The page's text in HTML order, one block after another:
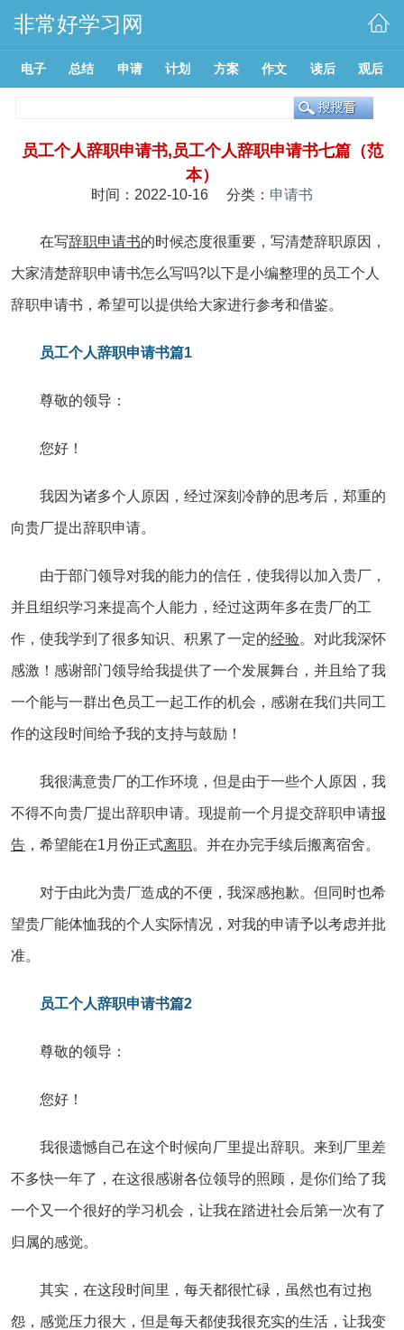
非常好学习网
电子 总结 申请 计划 方案 作文 读后 观后
员工个人辞职申请书,员工个人辞职申请书七篇（范
本）
时间：2022-10-16 分类： 申请书
在写辞职申请书的时候态度很重要，写清楚辞职原因，
大家清楚辞职申请书怎么写吗?以下是小编整理的员工个人
辞职申请书，希望可以提供给大家进行参考和借鉴。
员工个人辞职申请书篇1
尊敬的领导：
您好！
我因为诸多个人原因，经过深刻冷静的思考后，郑重的
向贵厂提出辞职申请。
由于部门领导对我的能力的信任，使我得以加入贵厂，
并且组织学习来提高个人能力，经过这两年多在贵厂的工
作，使我学到了很多知识、积累了一定的经验。对此我深怀
感激！感谢部门领导给我提供了一个发展舞台，并且给了我
一个能与一群出色员工一起工作的机会，感谢在我们共同工
作的这段时间给予我的支持与鼓励！
我很满意贵厂的工作环境，但是由于一些个人原因，我
不得不向贵厂提出辞职申请。现提前一个月提交辞职申请报
告 ，希望能在1月份正式离职。并在办完手续后搬离宿舍。
对于由此为贵厂造成的不便，我深感抱歉。但同时也希
望贵厂能体恤我的个人实际情况，对我的申请予以考虑并批
准。
员工个人辞职申请书篇2
尊敬的领导：
您好！
我很遗憾自己在这个时候向厂里提出辞职。来到厂里差
不多快一年了，在这很感谢各位领导的照顾，是你们给了我
一个又一个很好的学习机会，让我在踏进社会后第一次有了
归属的感觉。
其实，在这段时间里，每天都很忙碌，虽然也有过抱
怨，感觉压力很大，但是每天都使我很充实的生活，让我变